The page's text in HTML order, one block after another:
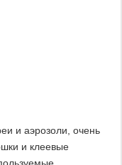
и аэрозоли, очень
и клеевые